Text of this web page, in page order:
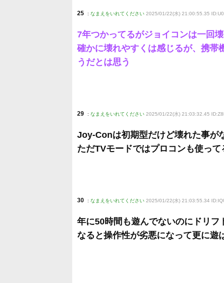
25 : なまえをいれてください 2025/01/22(水) 21:00:55.35
7年つかってるがジョイコンは一回壊
確かに壊れやすくは感じるが、携帯
うだとは思う
29 : なまえをいれてください 2025/01/22(水) 21:03:32.45
Joy-Conは初期型だけど壊れた事が
ただTVモードではプロコンも使っ
30 : なまえをいれてください 2025/01/22(水) 21:03:55.34
年に50時間も遊んでないのにドリフ
なると操作性が劣悪になって更に遊